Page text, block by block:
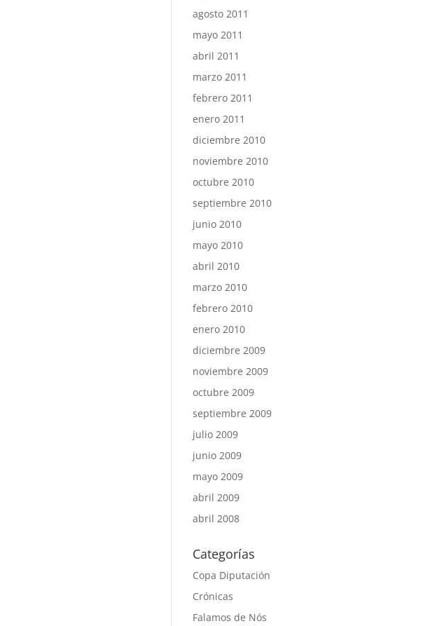
agosto 2011
mayo 2011
abril 2011
marzo 2011
febrero 2011
enero 2011
diciembre 2010
noviembre 2010
octubre 2010
septiembre 2010
junio 2010
mayo 2010
abril 2010
marzo 2010
febrero 2010
enero 2010
diciembre 2009
noviembre 2009
octubre 2009
septiembre 2009
julio 2009
junio 2009
mayo 2009
abril 2009
abril 2008
Categorías
Copa Diputación
Crónicas
Falamos de Nós